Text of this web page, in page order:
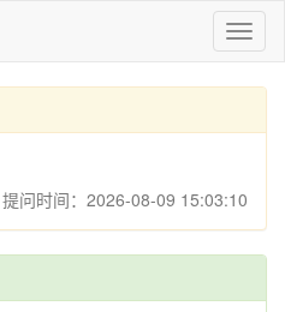
提问时间：2026-08-09 15:03:10